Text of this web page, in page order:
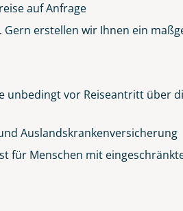
© Big Smoke Studio
auf Anfrage
erstellen wir Ihnen ein
vor Reiseantritt über
Auslandskrankenversicherung
für Menschen mit